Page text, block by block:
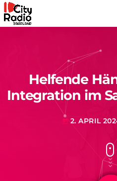
Helfende
Integration im
today 2. APRIL